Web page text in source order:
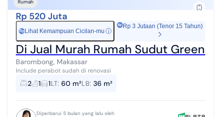
Rumah
Rp 520 Juta
Rp Lihat Kemampuan Cicilan-mu ⓘ
Rp 3 Jutaan (Tenor 15 Tahun)
Di Jual Murah Rumah Sudut Green
Barombong, Makassar
Include perabot sudah di renovasi
2 1 1LT: 60 m²LB: 36 m²
Diperbarui 5 bulan yang lalu oleh